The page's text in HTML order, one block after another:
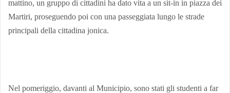
mattino, un gruppo di cittadini ha dato vita a un sit-in in piazza dei
Martiri, proseguendo poi con una passeggiata lungo le strade
principali della cittadina jonica.
Nel pomeriggio, davanti al Municipio, sono stati gli studenti a far